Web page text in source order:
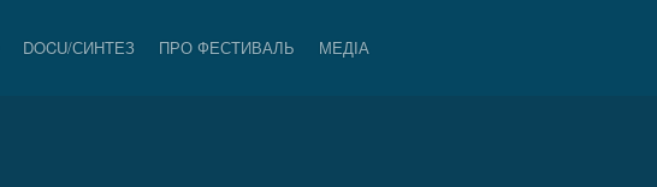
DOCU/СИНТЕЗ ПРО ФЕСТИВАЛЬ МЕДІА